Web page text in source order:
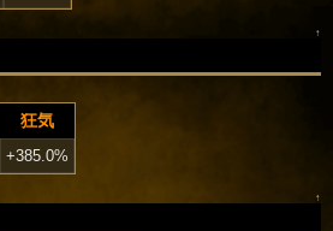
↑
狂気
+385.0%
↑